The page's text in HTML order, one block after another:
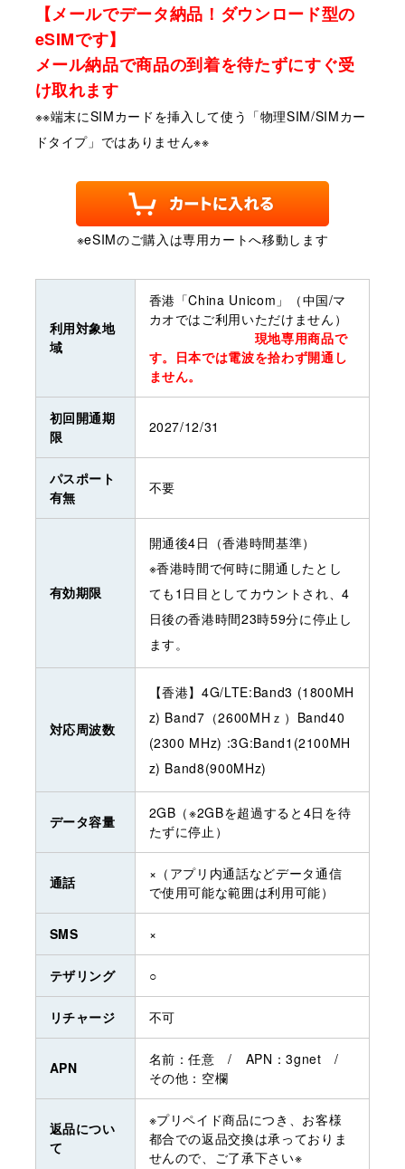
【メールでデータ納品！ダウンロード型の
eSIMです】
メール納品で商品の到着を待たずにすぐ受
け取れます
※※端末にSIMカードを挿入して使う「物理SIM/SIMカー
ドタイプ」ではありません※※
※eSIMのご購入は専用カートへ移動します
利用対象地
域
香港「China Unicom」（中国/マ
カオではご利用いただけません）
現地専用商品で
す。日本では電波を拾わず開通し
ません。
初回開通期
限
2027/12/31
パスポート
有無
不要
有効期限
開通後4日（香港時間基準）
※香港時間で何時に開通したとし
ても1日目としてカウントされ、4
日後の香港時間23時59分に停止し
ます。
対応周波数
【香港】4G/LTE:Band3 (1800MH
z) Band7（2600MHｚ）Band40
(2300 MHz) :3G:Band1(2100MH
z) Band8(900MHz)
データ容量
2GB（※2GBを超過すると4日を待
たずに停止）
通話
×（アプリ内通話などデータ通信
で使用可能な範囲は利用可能）
SMS ×
テザリング ○
リチャージ 不可
APN
名前：任意 / APN：3gnet /
その他：空欄
返品につい
て
※プリペイド商品につき、お客様
都合での返品交換は承っておりま
せんので、ご了承下さい※